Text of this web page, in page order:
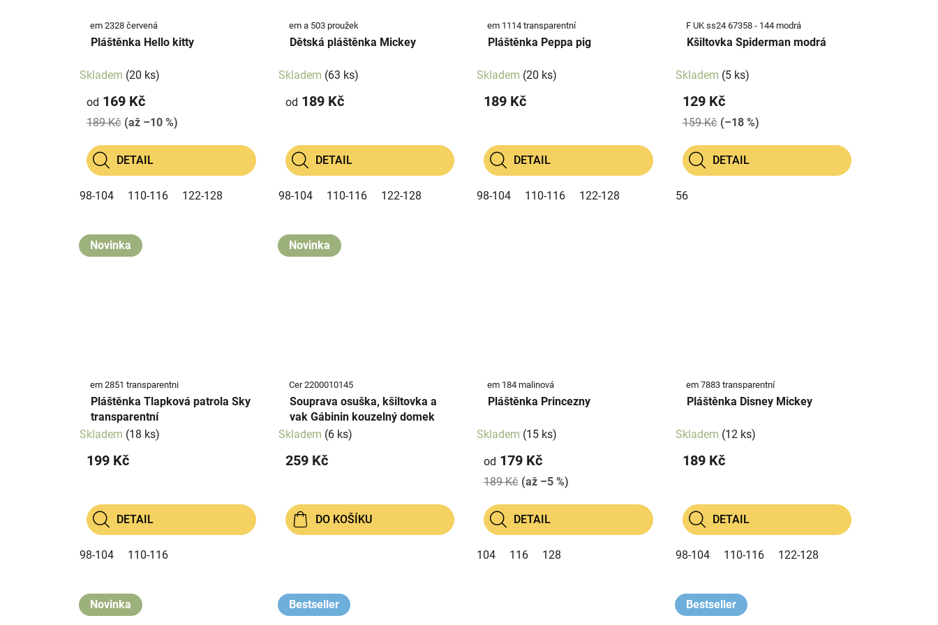
em 2328 červená
Pláštěnka Hello kitty
Skladem (20 ks)
od 169 Kč
189 Kč (až –10 %)
DETAIL
98-104 110-116 122-128
em a 503 proužek
Dětská pláštěnka Mickey
Skladem (63 ks)
od 189 Kč
DETAIL
98-104 110-116 122-128
em 1114 transparentní
Pláštěnka Peppa pig
Skladem (20 ks)
189 Kč
DETAIL
98-104 110-116 122-128
F UK ss24 67358 - 144 modrá
Kšiltovka Spiderman modrá
Skladem (5 ks)
129 Kč
159 Kč (–18 %)
DETAIL
56
Novinka
em 2851 transparentni
Pláštěnka Tlapková patrola Sky
transparentní
Skladem (18 ks)
199 Kč
DETAIL
98-104 110-116
Novinka
Cer 2200010145
Souprava osuška, kšiltovka a
vak Gábinin kouzelný domek
Skladem (6 ks)
259 Kč
DO KOŠÍKU
em 184 malinová
Pláštěnka Princezny
Skladem (15 ks)
od 179 Kč
189 Kč (až –5 %)
DETAIL
104 116 128
em 7883 transparentní
Pláštěnka Disney Mickey
Skladem (12 ks)
189 Kč
DETAIL
98-104 110-116 122-128
Novinka Bestseller Bestseller